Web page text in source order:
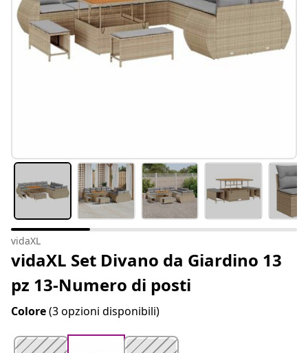
vidaXL
vidaXL Set Divano da Giardino 13
pz 13-Numero di posti
Colore(3 opzioni disponibili)